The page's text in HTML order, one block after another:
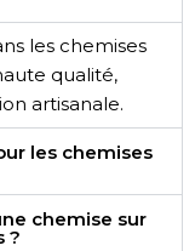
les chemises
qualité,
artisanale.
les chemises
chemise sur
?